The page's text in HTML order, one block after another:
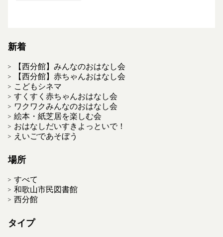
新着
【西分館】みんなのおはなし会
【西分館】赤ちゃんおはなし会
こどもシネマ
すくすく赤ちゃんおはなし会
ワクワクみんなのおはなし会
絵本・紙芝居を楽しむ会
おはなしだいすきよっといで！
えいごであそぼう
場所
すべて
和歌山市民図書館
西分館
タイプ